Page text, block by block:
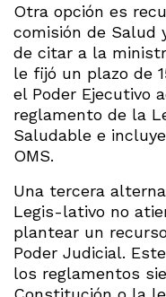
Otra opción es
comisión de Salud
de citar a la
le fijó un plazo de
el Poder Ejecutivo
reglamento de la
Saludable e
OMS.
Una tercera
Legis-lativo no
plantear un
Poder Judicial.
los reglamentos